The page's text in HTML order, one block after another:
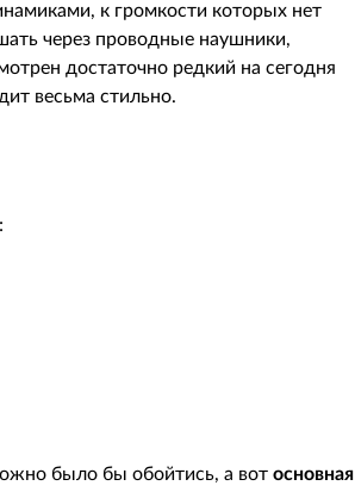
к громкости которых нет
через проводные наушники,
достаточно редкий на сегодня
весьма стильно.
было бы обойтись, а вот основная